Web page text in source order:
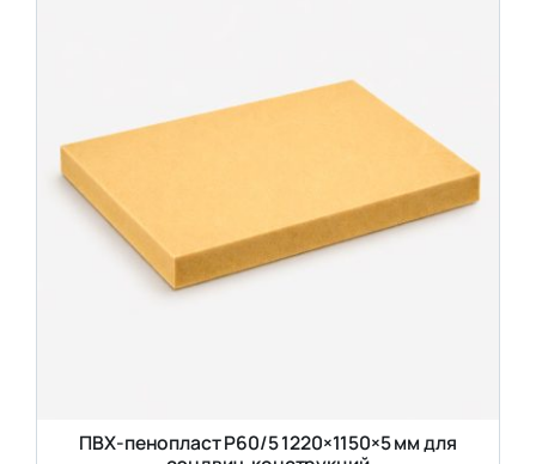
ПВХ-пенопласт Р60/5 1220×1150×5 мм для